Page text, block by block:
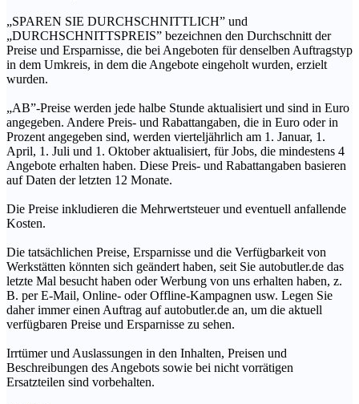
„SPAREN SIE DURCHSCHNITTLICH” und
„DURCHSCHNITTSPREIS” bezeichnen den Durchschnitt der
Preise und Ersparnisse, die bei Angeboten für denselben Auftragstyp
in dem Umkreis, in dem die Angebote eingeholt wurden, erzielt
wurden.
„AB”-Preise werden jede halbe Stunde aktualisiert und sind in Euro
angegeben. Andere Preis- und Rabattangaben, die in Euro oder in
Prozent angegeben sind, werden vierteljährlich am 1. Januar, 1.
April, 1. Juli und 1. Oktober aktualisiert, für Jobs, die mindestens 4
Angebote erhalten haben. Diese Preis- und Rabattangaben basieren
auf Daten der letzten 12 Monate.
Die Preise inkludieren die Mehrwertsteuer und eventuell anfallende
Kosten.
Die tatsächlichen Preise, Ersparnisse und die Verfügbarkeit von
Werkstätten könnten sich geändert haben, seit Sie autobutler.de das
letzte Mal besucht haben oder Werbung von uns erhalten haben, z.
B. per E-Mail, Online- oder Offline-Kampagnen usw. Legen Sie
daher immer einen Auftrag auf autobutler.de an, um die aktuell
verfügbaren Preise und Ersparnisse zu sehen.
Irrtümer und Auslassungen in den Inhalten, Preisen und
Beschreibungen des Angebots sowie bei nicht vorrätigen
Ersatzteilen sind vorbehalten.